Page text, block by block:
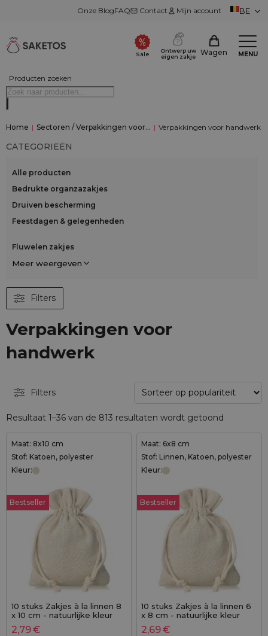
Onze BlogFAQ Contact Mijn account BE
Producten zoeken
Sale
Ontwerp uw
eigen zakje
Wagen MENU
Home | Sectoren / Verpakkingen voor… | Verpakkingen voor handwerk
CATEGORIEËN
Alle producten
Bedrukte organzazakjes
Druiven bescherming
Feestdagen & gelegenheden
Fluwelen zakjes
Meer weergeven
Filters
Verpakkingen voor
handwerk
Filters
Resultaat 1–36 van de 813 resultaten wordt getoond
Maat: 8x10 cm
Stof: Katoen, polyester
Kleur:
Bestseller
10 stuks Zakjes à la linnen 8
x 10 cm - natuurlijke kleur
2,79€
Maat: 6x8 cm
Stof: Linnen, Katoen, polyester
Kleur:
Bestseller
10 stuks Zakjes à la linnen 6
x 8 cm - natuurlijke kleur
2,69€